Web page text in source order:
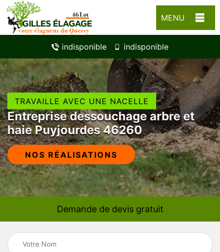
MENU
indisponible indisponible
TRAVAILLE AVEC UNE NACELLE
Entreprise dessouchage arbre et
haie Puyjourdes 46260
NOS RÉALISATIONS
Demande de devis gratuit